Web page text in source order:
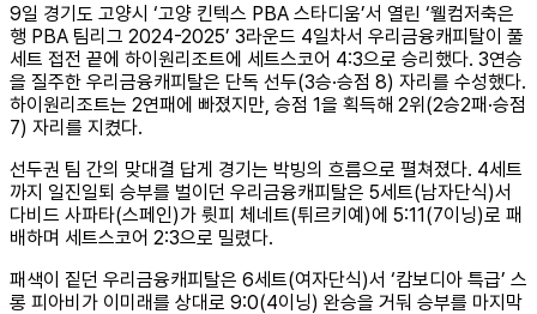
9일 경기도 고양시 ‘고양 킨텍스 PBA 스타디움’서 열린 ‘웰컴저축은
행 PBA 팀리그 2024-2025’ 3라운드 4일차서 우리금융캐피탈이 풀
세트 접전 끝에 하이원리조트에 세트스코어 4:3으로 승리했다. 3연승
을 질주한 우리금융캐피탈은 단독 선두(3승·승점 8) 자리를 수성했다.
하이원리조트는 2연패에 빠졌지만, 승점 1을 획득해 2위(2승2패·승점
7) 자리를 지켰다.
선두권 팀 간의 맞대결 답게 경기는 박빙의 흐름으로 펼쳐졌다. 4세트
까지 일진일퇴 승부를 벌이던 우리금융캐피탈은 5세트(남자단식)서
다비드 사파타(스페인)가 륏피 체네트(튀르키예)에 5:11(7이닝)로 패
배하며 세트스코어 2:3으로 밀렸다.
패색이 짙던 우리금융캐피탈은 6세트(여자단식)서 ‘캄보디아 특급’ 스
롱 피아비가 이미래를 상대로 9:0(4이닝) 완승을 거둬 승부를 마지막